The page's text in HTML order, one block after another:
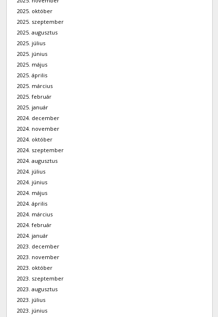
2025. október
2025. szeptember
2025. augusztus
2025. július
2025. június
2025. május
2025. április
2025. március
2025. február
2025. január
2024. december
2024. november
2024. október
2024. szeptember
2024. augusztus
2024. július
2024. június
2024. május
2024. április
2024. március
2024. február
2024. január
2023. december
2023. november
2023. október
2023. szeptember
2023. augusztus
2023. július
2023. június